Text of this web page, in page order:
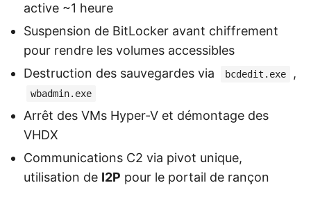
active ~1 heure
Suspension de BitLocker avant chiffrement
pour rendre les volumes accessibles
Destruction des sauvegardes via
bcdedit.exe ,
wbadmin.exe
Arrêt des VMs Hyper-V et démontage des
VHDX
Communications C2 via pivot unique,
utilisation de I2P pour le portail de rançon